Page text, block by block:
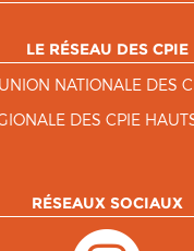
LE RÉSEAU DES CPIE
UNION NATIONALE DES
DES CPIE
RÉSEAUX SOCIAUX